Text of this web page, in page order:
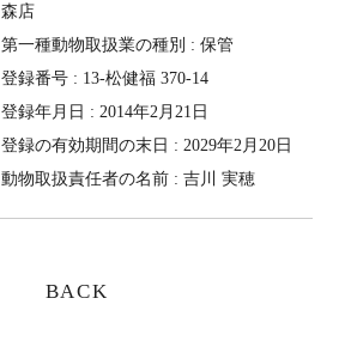
森店
第一種動物取扱業の種別 : 保管
登録番号 : 13-松健福 370-14
登録年月日 : 2014年2月21日
登録の有効期間の末日 : 2029年2月20日
動物取扱責任者の名前 : 吉川 実穂
BACK